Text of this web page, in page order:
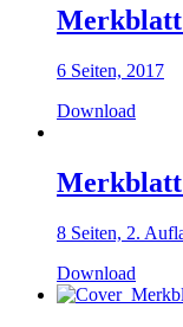
Merkblatt
6 Seiten, 2017
Download
8 Seiten, 2.
Download